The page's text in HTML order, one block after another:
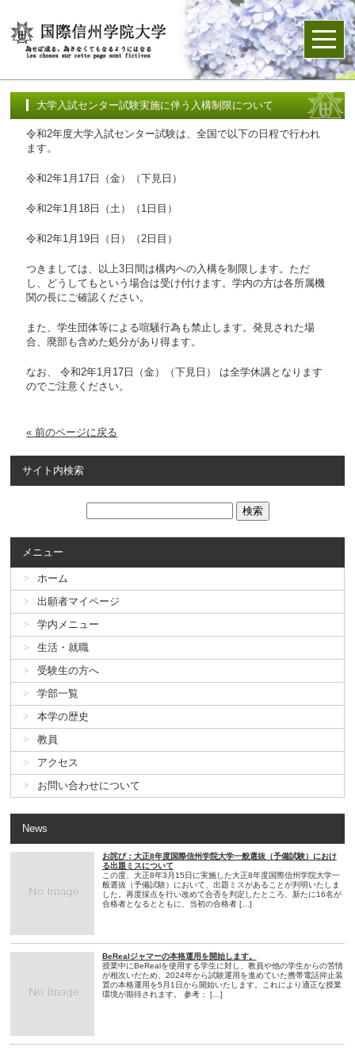
大学入試センター試験実施に伴う入構制限について
令和2年度大学入試センター試験は、全国で以下の日程で行われ
ます。
令和2年1月17日（金）（下見日）
令和2年1月18日（土）（1日目）
令和2年1月19日（日）（2日目）
つきましては、以上3日間は構内への入構を制限します。ただ
し、どうしてもという場合は受け付けます。学内の方は各所属機
関の長にご確認ください。
また、学生団体等による喧騒行為も禁止します。発見された場
合、廃部も含めた処分があり得ます。
なお、 令和2年1月17日（金）（下見日） は全学休講となります
のでご注意ください。
« 前のページに戻る
サイト内検索
メニュー
ホーム
出願者マイページ
学内メニュー
生活・就職
受験生の方へ
学部一覧
本学の歴史
教員
アクセス
お問い合わせについて
News
お詫び：大正8年度国際信州学院大学一般選抜（予備試験）におけ
る出題ミスについて
この度、大正8年3月15日に実施した大正8年度国際信州学院大学一
般選抜（予備試験）において、出題ミスがあることが判明いたしま
した。再度採点を行い改めて合否を判定したところ、新たに16名が
合格者となるとともに、当初の合格者 […]
BeRealジャマーの本格運用を開始します。
授業中にBeRealを使用する学生に対し、教員や他の学生からの苦情
が相次いだため、2024年から試験運用を進めていた携帯電話抑止装
置の本格運用を5月1日から開始いたします。これにより適正な授業
環境が期待されます。 参考： […]